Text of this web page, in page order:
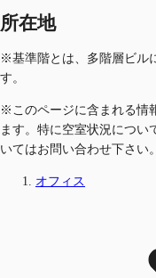
所在地
※基準階とは、多階層ビル
す。
※このページに含まれる情
ます。特に空室状況につい
いてはお問い合わせ下さい。
オフィス